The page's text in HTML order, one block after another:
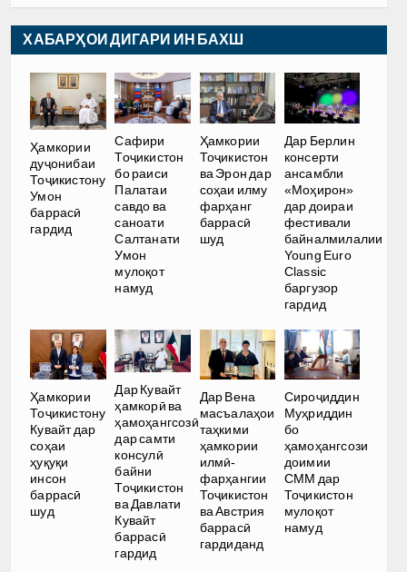
ХАБАРҲОИ ДИГАРИ ИН БАХШ
Ҳамкории
дуҷонибаи
Тоҷикистону
Умон
баррасӣ
гардид
Сафири
Тоҷикистон
бо раиси
Палатаи
савдо ва
саноати
Салтанати
Умон
мулоқот
намуд
Ҳамкории
Тоҷикистон
ва Эрон дар
соҳаи илму
фарҳанг
баррасӣ
шуд
Дар Берлин
консерти
ансамбли
«Моҳирон»
дар доираи
фестивали
байналмилалии
Young Euro
Classic
баргузор
гардид
Ҳамкории
Тоҷикистону
Кувайт дар
соҳаи
ҳуқуқи
инсон
баррасӣ
шуд
Дар Кувайт
ҳамкорӣ ва
ҳамоҳангсозӣ
дар самти
консулӣ
байни
Тоҷикистон
ва Давлати
Кувайт
баррасӣ
гардид
Дар Вена
масъалаҳои
таҳкими
ҳамкории
илмӣ-
фарҳангии
Тоҷикистон
ва Австрия
баррасӣ
гардиданд
Сироҷиддин
Муҳриддин
бо
ҳамоҳангсози
доимии
СММ дар
Тоҷикистон
мулоқот
намуд